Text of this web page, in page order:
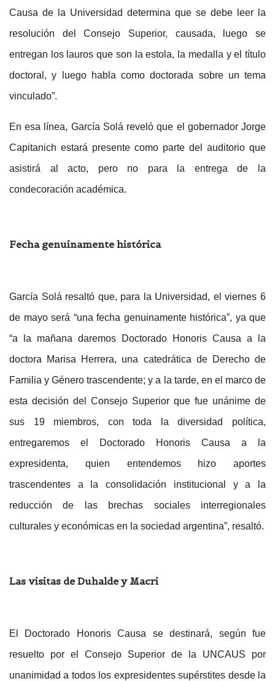
Causa de la Universidad determina que se debe leer la
resolución del Consejo Superior, causada, luego se
entregan los lauros que son la estola, la medalla y el título
doctoral, y luego habla como doctorada sobre un tema
vinculado”.
En esa línea, García Solá reveló que el gobernador Jorge
Capitanich estará presente como parte del auditorio que
asistirá al acto, pero no para la entrega de la
condecoración académica.
Fecha genuinamente histórica
García Solá resaltó que, para la Universidad, el viernes 6
de mayo será “una fecha genuinamente histórica”, ya que
“a la mañana daremos Doctorado Honoris Causa a la
doctora Marisa Herrera, una catedrática de Derecho de
Familia y Género trascendente; y a la tarde, en el marco de
esta decisión del Consejo Superior que fue unánime de
sus 19 miembros, con toda la diversidad política,
entregaremos el Doctorado Honoris Causa a la
expresidenta, quien entendemos hizo aportes
trascendentes a la consolidación institucional y a la
reducción de las brechas sociales interregionales
culturales y económicas en la sociedad argentina”, resaltó.
Las visitas de Duhalde y Macri
El Doctorado Honoris Causa se destinará, según fue
resuelto por el Consejo Superior de la UNCAUS por
unanimidad a todos los expresidentes supérstites desde la